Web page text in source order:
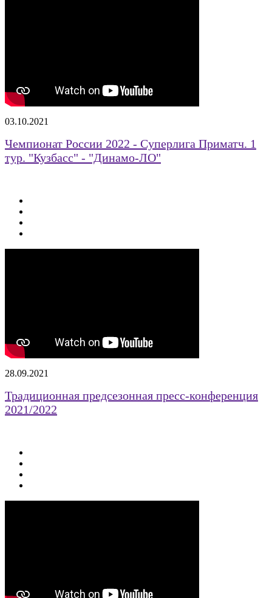
03.10.2021
Чемпионат России 2022 - Суперлига Приматч. 1
тур. "Кузбасс" - "Динамо-ЛО"
28.09.2021
Традиционная предсезонная пресс-конференция
2021/2022